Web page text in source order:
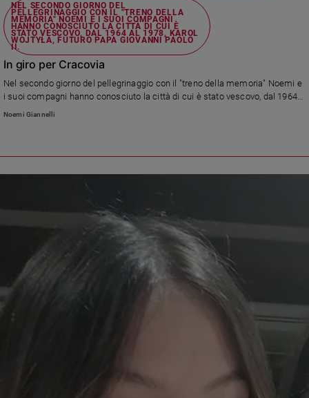
Pubblicità
Registrati
Redazione
NEL SECONDO GIORNO DEL
PELLEGRINAGGIO CON IL "TRENO DELLA
MEMORIA" NOEMI E I SUOI COMPAGNI
HANNO CONOSCIUTO LA CITTÀ DI CUI È
STATO VESCOVO, DAL 1964 AL 1978, KAROL
WOJTYŁA, FUTURO PAPA GIOVANNI PAOLO
II.
In giro per Cracovia
Nel secondo giorno del pellegrinaggio con il "treno della memoria" Noemi e
i suoi compagni hanno conosciuto la città di cui è stato vescovo, dal 1964
al 1978, Karol Wojtyła, futuro papa Giovanni Paolo II.
Noemi Giannelli